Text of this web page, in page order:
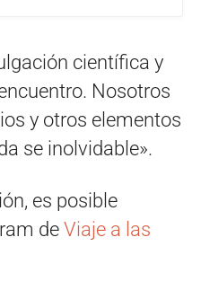
científica y
Nosotros
y otros elementos
se inolvidable».
es posible
de Viaje a las